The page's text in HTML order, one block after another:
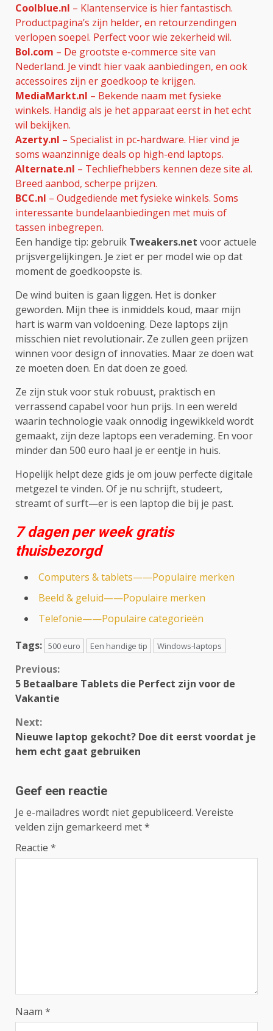
Coolblue.nl – Klantenservice is hier fantastisch.
Productpagina’s zijn helder, en retourzendingen
verlopen soepel. Perfect voor wie zekerheid wil.
Bol.com – De grootste e-commerce site van
Nederland. Je vindt hier vaak aanbiedingen, en ook
accessoires zijn er goedkoop te krijgen.
MediaMarkt.nl – Bekende naam met fysieke
winkels. Handig als je het apparaat eerst in het echt
wil bekijken.
Azerty.nl – Specialist in pc-hardware. Hier vind je
soms waanzinnige deals op high-end laptops.
Alternate.nl – Techliefhebbers kennen deze site al.
Breed aanbod, scherpe prijzen.
BCC.nl – Oudgediende met fysieke winkels. Soms
interessante bundelaanbiedingen met muis of
tassen inbegrepen.
Een handige tip: gebruik Tweakers.net voor actuele
prijsvergelijkingen. Je ziet er per model wie op dat
moment de goedkoopste is.
De wind buiten is gaan liggen. Het is donker
geworden. Mijn thee is inmiddels koud, maar mijn
hart is warm van voldoening. Deze laptops zijn
misschien niet revolutionair. Ze zullen geen prijzen
winnen voor design of innovaties. Maar ze doen wat
ze moeten doen. En dat doen ze goed.
Ze zijn stuk voor stuk robuust, praktisch en
verrassend capabel voor hun prijs. In een wereld
waarin technologie vaak onnodig ingewikkeld wordt
gemaakt, zijn deze laptops een verademing. En voor
minder dan 500 euro haal je er eentje in huis.
Hopelijk helpt deze gids je om jouw perfecte digitale
metgezel te vinden. Of je nu schrijft, studeert,
streamt of surft—er is een laptop die bij je past.
7 dagen per week gratis
thuisbezorgd
Computers & tablets——Populaire merken
Beeld & geluid——Populaire merken
Telefonie——Populaire categorieën
Tags: 500 euro Een handige tip Windows-laptops
Continue
Reading
Previous:
5 Betaalbare Tablets die Perfect zijn voor de
Vakantie
Next:
Nieuwe laptop gekocht? Doe dit eerst voordat je
hem echt gaat gebruiken
Geef een reactie
Je e-mailadres wordt niet gepubliceerd. Vereiste
velden zijn gemarkeerd met*
Reactie *
Naam *